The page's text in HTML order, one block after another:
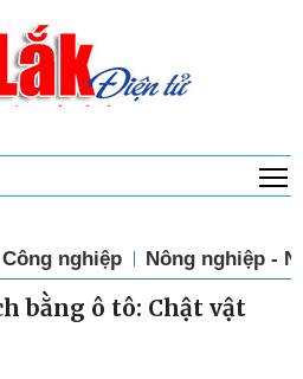
Công nghiệp Nông nghiệp -
bằng ô tô: Chật vật